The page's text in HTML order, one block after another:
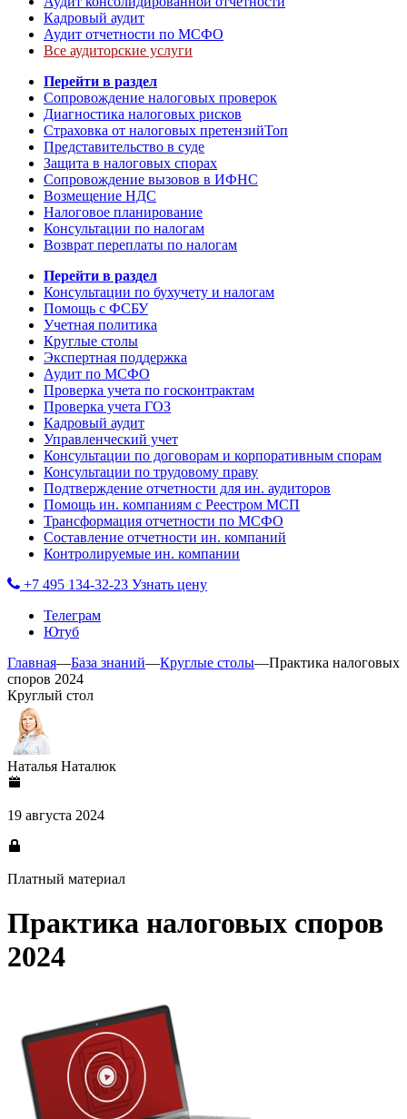
Кадровый аудит
Аудит отчетности по МСФО
Все аудиторские услуги
Перейти в раздел
Сопровождение налоговых проверок
Диагностика налоговых рисков
Страховка от налоговых претензийТоп
Представительство в суде
Защита в налоговых спорах
Сопровождение вызовов в ИФНС
Возмещение НДС
Налоговое планирование
Консультации по налогам
Возврат переплаты по налогам
Перейти в раздел
Консультации по бухучету и налогам
Помощь с ФСБУ
Учетная политика
Круглые столы
Экспертная поддержка
Аудит по МСФО
Проверка учета по госконтрактам
Проверка учета ГОЗ
Кадровый аудит
Управленческий учет
Консультации по договорам и корпоративным спорам
Консультации по трудовому праву
Подтверждение отчетности для ин. аудиторов
Помощь ин. компаниям с Реестром МСП
Трансформация отчетности по МСФО
Составление отчетности ин. компаний
Контролируемые ин. компании
+7 495 134-32-23 Узнать цену
Телеграм
Ютуб
Главная—База знаний—Круглые столы—Практика налоговых
споров 2024
Круглый стол
Наталья Наталюк
19 августа 2024
Платный материал
Практика налоговых споров
2024